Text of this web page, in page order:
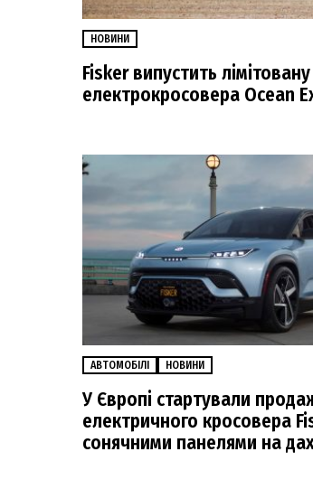
НОВИНИ
Fisker випустить
електрокросовера Ocean
АВТОМОБІЛІ НОВИНИ
У Європі стартували
електричного кросовера
сонячними панелями на